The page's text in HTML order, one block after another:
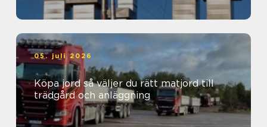
05. juli 2026
Köpa jord så väljer du rätt matjord till
trädgård och anläggning